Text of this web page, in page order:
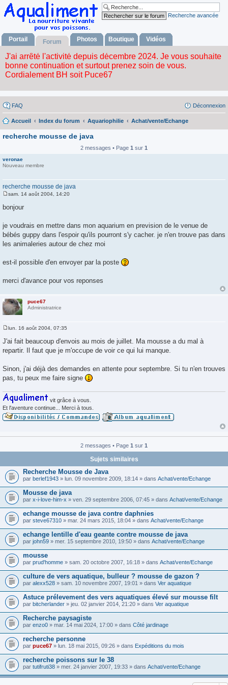
Recherche avancée
Portail Forum Photos Boutique Vidéos
FAQ Déconnexion
Accueil Index du forum Aquariophilie Achat/vente/Echange
recherche mousse de java
2 messages • Page 1 sur 1
veronae
Nouveau membre
recherche mousse de java
s
g
e
sam. 14 août 2004, 14:20
bonjour
je voudrais en mettre dans mon aquarium en prevision de le venue de
bébés guppy dans l'espoir qu'ils pourront s'y cacher. je n'en trouve pas dans
les animaleries autour de chez moi
est-il possible d'en envoyer par la poste
merci d'avance pour vos reponses
puce67
Administratrice
e
s
s
e
lun. 16 août 2004, 07:35
J'ai fait beaucoup d'envois au mois de juillet. Ma mousse a du mal à
repartir. Il faut que je m'occupe de voir ce qui lui manque.
Sinon, j'ai déjà des demandes en attente pour septembre. Si tu n'en trouves
pas, tu peux me faire signe
vit grâce à vous.
Et l'aventure continue... Merci à tous.
2 messages • Page 1 sur 1
Sujets similaires
Recherche Mousse de Java
par berlef1943 » lun. 09 novembre 2009, 18:14 » dans Achat/vente/Echange
Mousse de java
par x-i-love-him-x » ven. 29 septembre 2006, 07:45 » dans Achat/vente/Echange
echange mousse de java contre daphnies
par steve67310 » mar. 24 mars 2015, 18:04 » dans Achat/vente/Echange
echange lentille d'eau geante contre mousse de java
par john59 » mer. 15 septembre 2010, 19:50 » dans Achat/vente/Echange
mousse
par prud'homme » sam. 20 octobre 2007, 16:18 » dans Achat/vente/Echange
culture de vers aquatique, bulleur ? mousse de gazon ?
par alexx528 » sam. 10 novembre 2007, 19:01 » dans Ver aquatique
Astuce prélevement des vers aquatiques élevé sur mousse filt
par bitcherlander » jeu. 02 janvier 2014, 21:20 » dans Ver aquatique
Recherche paysagiste
par enzo0 » mar. 14 mai 2024, 17:00 » dans Côté jardinage
recherche personne
par puce67 » lun. 18 mai 2015, 09:26 » dans Expéditions du mois
recherche poissons sur le 38
par tutifruti38 » mer. 24 janvier 2007, 19:33 » dans Achat/vente/Echange